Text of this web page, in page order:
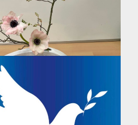
an der
2026 19:30